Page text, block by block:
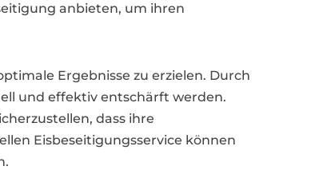
anbieten, um ihren
Ergebnisse zu erzielen. Durch
und effektiv entschärft werden.
dass ihre
Eisbeseitigungsservice können